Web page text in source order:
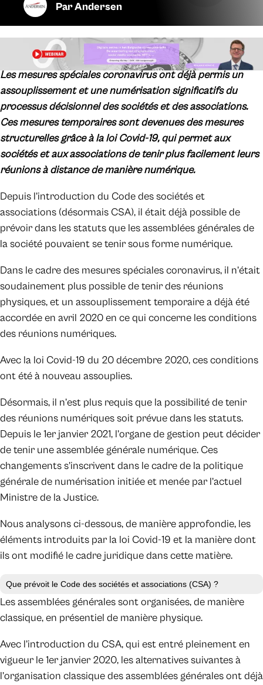
ParAndersen
Les mesures spéciales coronavirus ont déjà permis un
assouplissement et une numérisation significatifs du
processus décisionnel des sociétés et des associations.
Ces mesures temporaires sont devenues des mesures
structurelles grâce à la loi Covid-19, qui permet aux
sociétés et aux associations de tenir plus facilement leurs
réunions à distance de manière numérique.
Depuis l’introduction du Code des sociétés et
associations (désormais CSA), il était déjà possible de
prévoir dans les statuts que les assemblées générales de
la société pouvaient se tenir sous forme numérique.
Dans le cadre des mesures spéciales coronavirus, il n’était
soudainement plus possible de tenir des réunions
physiques, et un assouplissement temporaire a déjà été
accordée en avril 2020 en ce qui concerne les conditions
des réunions numériques.
Avec la loi Covid-19 du 20 décembre 2020, ces conditions
ont été à nouveau assouplies.
Désormais, il n’est plus requis que la possibilité de tenir
des réunions numériques soit prévue dans les statuts.
Depuis le 1er janvier 2021, l’organe de gestion peut décider
de tenir une assemblée générale numérique. Ces
changements s’inscrivent dans le cadre de la politique
générale de numérisation initiée et menée par l’actuel
Ministre de la Justice.
Nous analysons ci-dessous, de manière approfondie, les
éléments introduits par la loi Covid-19 et la manière dont
ils ont modifié le cadre juridique dans cette matière.
Que prévoit le Code des sociétés et associations (CSA) ?
Les assemblées générales sont organisées, de manière
classique, en présentiel de manière physique.
Avec l’introduction du CSA, qui est entré pleinement en
vigueur le 1er janvier 2020, les alternatives suivantes à
l’organisation classique des assemblées générales ont déjà